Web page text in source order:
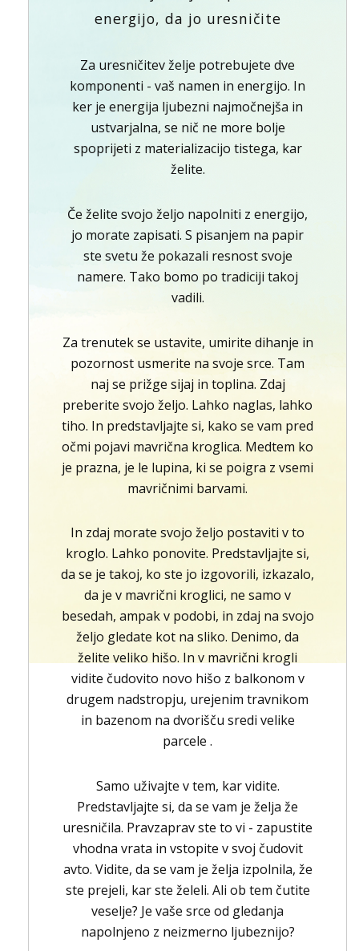
energijo, da jo uresničite
Za uresničitev želje potrebujete dve
komponenti - vaš namen in energijo. In
ker je energija ljubezni najmočnejša in
ustvarjalna, se nič ne more bolje
spoprijeti z materializacijo tistega, kar
želite.
Če želite svojo željo napolniti z energijo,
jo morate zapisati. S pisanjem na papir
ste svetu že pokazali resnost svoje
namere. Tako bomo po tradiciji takoj
vadili.
Za trenutek se ustavite, umirite dihanje in
pozornost usmerite na svoje srce. Tam
naj se prižge sijaj in toplina. Zdaj
preberite svojo željo. Lahko naglas, lahko
tiho. In predstavljajte si, kako se vam pred
očmi pojavi mavrična kroglica. Medtem ko
je prazna, je le lupina, ki se poigra z vsemi
mavričnimi barvami.
In zdaj morate svojo željo postaviti v to
kroglo. Lahko ponovite. Predstavljajte si,
da se je takoj, ko ste jo izgovorili, izkazalo,
da je v mavrični kroglici, ne samo v
besedah, ampak v podobi, in zdaj na svojo
željo gledate kot na sliko. Denimo, da
želite veliko hišo. In v mavrični krogli
vidite čudovito novo hišo z balkonom v
drugem nadstropju, urejenim travnikom
in bazenom na dvorišču sredi velike
parcele .
Samo uživajte v tem, kar vidite.
Predstavljajte si, da se vam je želja že
uresničila. Pravzaprav ste to vi - zapustite
vhodna vrata in vstopite v svoj čudovit
avto. Vidite, da se vam je želja izpolnila, že
ste prejeli, kar ste želeli. Ali ob tem čutite
veselje? Je vaše srce od gledanja
napolnjeno z neizmerno ljubeznijo?